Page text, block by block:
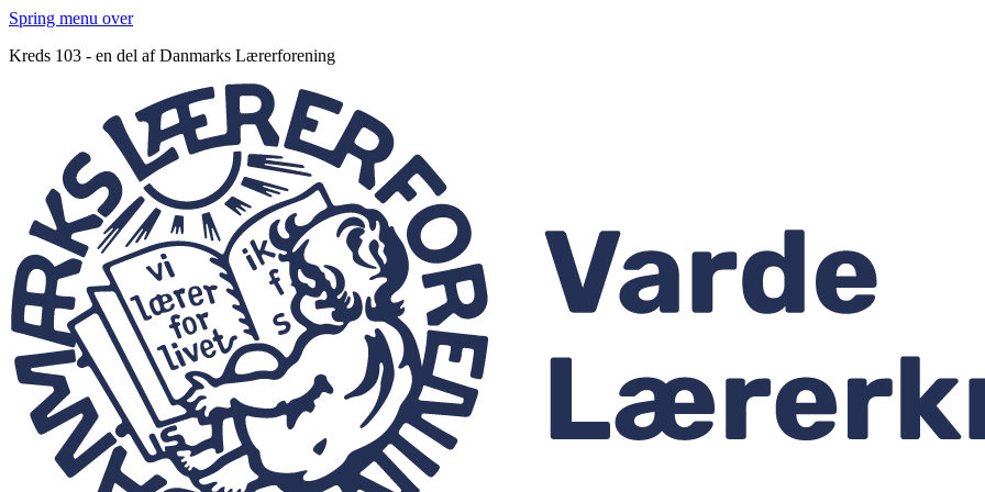
Spring menu over
Kreds 103 - en del af Danmarks Lærerforening